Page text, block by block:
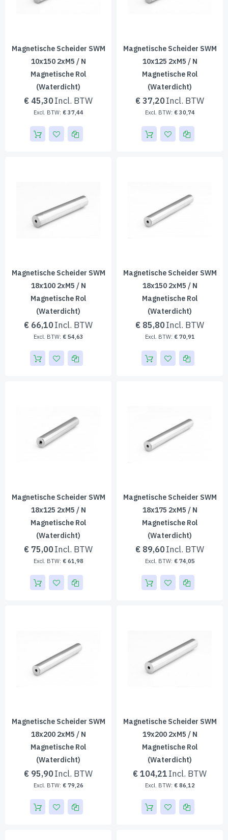
Magnetische Scheider SWM
10x150 2xM5 / N
Magnetische Rol
(waterdicht)
€ 45,30
€ 37,44
Magnetische Scheider SWM
10x125 2xM5 / N
Magnetische Rol
(waterdicht)
€ 37,20
€ 30,74
Magnetische Scheider SWM
18x100 2xM5 / N
Magnetische Rol
(waterdicht)
€ 66,10
€ 54,63
Magnetische Scheider SWM
18x150 2xM5 / N
Magnetische Rol
(waterdicht)
€ 85,80
€ 70,91
Magnetische Scheider SWM
18x125 2xM5 / N
Magnetische Rol
(waterdicht)
€ 75,00
€ 61,98
Magnetische Scheider SWM
18x175 2xM5 / N
Magnetische Rol
(waterdicht)
€ 89,60
€ 74,05
Magnetische Scheider SWM
18x200 2xM5 / N
Magnetische Rol
(waterdicht)
€ 95,90
€ 79,26
Magnetische Scheider SWM
19x200 2xM5 / N
Magnetische Rol
(waterdicht)
€ 104,21
€ 86,12